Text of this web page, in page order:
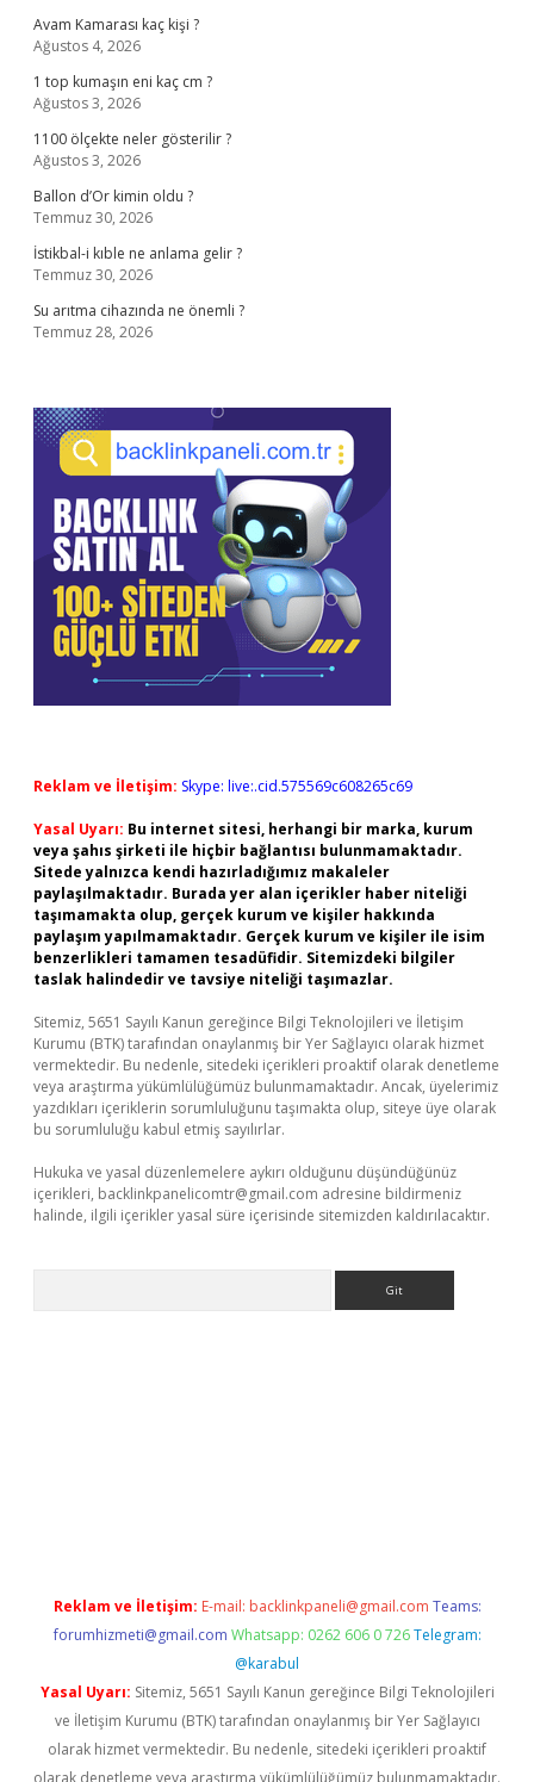
Avam Kamarası kaç kişi ?
Ağustos 4, 2026
1 top kumaşın eni kaç cm ?
Ağustos 3, 2026
1100 ölçekte neler gösterilir ?
Ağustos 3, 2026
Ballon d’Or kimin oldu ?
Temmuz 30, 2026
İstikbal-i kıble ne anlama gelir ?
Temmuz 30, 2026
Su arıtma cihazında ne önemli ?
Temmuz 28, 2026
Reklam ve İletişim: Skype: live:.cid.575569c608265c69
Yasal Uyarı: Bu internet sitesi, herhangi bir marka, kurum
veya şahıs şirketi ile hiçbir bağlantısı bulunmamaktadır.
Sitede yalnızca kendi hazırladığımız makaleler
paylaşılmaktadır. Burada yer alan içerikler haber niteliği
taşımamakta olup, gerçek kurum ve kişiler hakkında
paylaşım yapılmamaktadır. Gerçek kurum ve kişiler ile isim
benzerlikleri tamamen tesadüfidir. Sitemizdeki bilgiler
taslak halindedir ve tavsiye niteliği taşımazlar.
Sitemiz, 5651 Sayılı Kanun gereğince Bilgi Teknolojileri ve İletişim
Kurumu (BTK) tarafından onaylanmış bir Yer Sağlayıcı olarak hizmet
vermektedir. Bu nedenle, sitedeki içerikleri proaktif olarak denetleme
veya araştırma yükümlülüğümüz bulunmamaktadır. Ancak, üyelerimiz
yazdıkları içeriklerin sorumluluğunu taşımakta olup, siteye üye olarak
bu sorumluluğu kabul etmiş sayılırlar.
Hukuka ve yasal düzenlemelere aykırı olduğunu düşündüğünüz
içerikleri, backlinkpanelicomtr@gmail.com adresine bildirmeniz
halinde, ilgili içerikler yasal süre içerisinde sitemizden kaldırılacaktır.
Reklam ve İletişim: E-mail: backlinkpaneli@gmail.com Teams:
forumhizmeti@gmail.com Whatsapp: 0262 606 0 726 Telegram:
@karabul
Yasal Uyarı: Sitemiz, 5651 Sayılı Kanun gereğince Bilgi Teknolojileri
ve İletişim Kurumu (BTK) tarafından onaylanmış bir Yer Sağlayıcı
olarak hizmet vermektedir. Bu nedenle, sitedeki içerikleri proaktif
olarak denetleme veya araştırma yükümlülüğümüz bulunmamaktadır.